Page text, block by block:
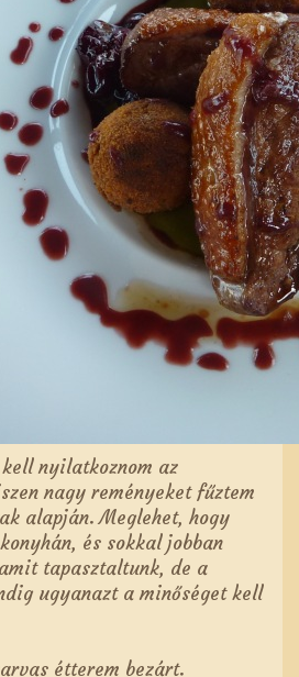
nyilatkoznom az
nagy reményeket fűztem
alapján. Meglehet, hogy
és sokkal jobban
tapasztaltunk, de a
ugyanazt a minőséget kell
étterem bezárt.